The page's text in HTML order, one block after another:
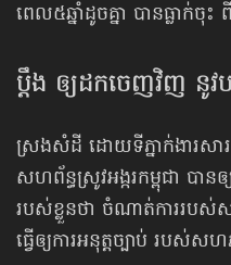
ពេល៥ឆ្នាំដូចគ្នា បានធ្លាក់
ប្ដឹង ឲ្យ​ដកចេញ​វិញ នូ
ស្រងសំដី ដោយទីភ្នាក់ងារសា
សហព័ន្ធស្រូវអង្ករកម្ពុជា បាន
របស់ខ្លួនថា ចំណាត់ការរប
ធ្វើឲ្យការអនុត្តច្បាប់ របស់ស